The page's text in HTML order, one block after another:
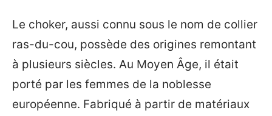
Le choker, aussi connu sous le nom de collier
ras-du-cou, possède des origines remontant
à plusieurs siècles. Au Moyen Âge, il était
porté par les femmes de la noblesse
européenne. Fabriqué à partir de matériaux